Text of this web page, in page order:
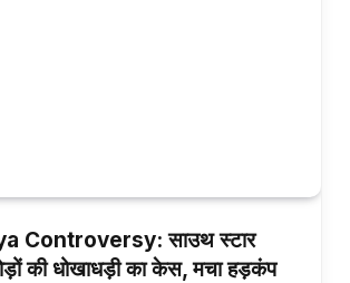
Controversy: साउथ स्टार
की धोखाधड़ी का केस, मचा हड़कंप